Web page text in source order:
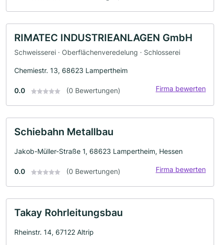
RIMATEC INDUSTRIEANLAGEN GmbH
Schweisserei · Oberflächenveredelung · Schlosserei
Chemiestr. 13, 68623 Lampertheim
0.0 (0 Bewertungen) Firma bewerten
Schiebahn Metallbau
Jakob-Müller-Straße 1, 68623 Lampertheim, Hessen
0.0 (0 Bewertungen) Firma bewerten
Takay Rohrleitungsbau
Rheinstr. 14, 67122 Altrip